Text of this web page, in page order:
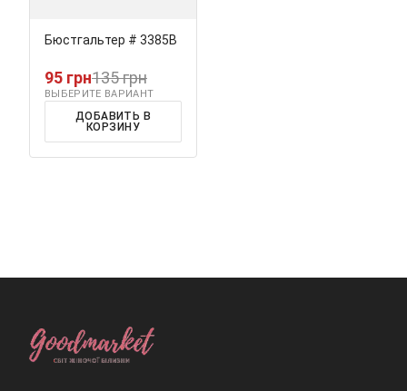
Бюстгальтер # 3385В
95 грн135 грн
ВЫБЕРИТЕ ВАРИАНТ
ДОБАВИТЬ В
КОРЗИНУ